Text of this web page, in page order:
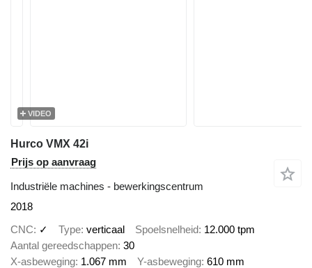
VIDEO
Hurco VMX 42i
Prijs op aanvraag
Industriële machines - bewerkingscentrum
2018
CNC
✓ Type verticaal Spoelsnelheid 12.000 tpm
Aantal gereedschappen 30
X-asbeweging 1.067 mm Y-asbeweging 610 mm